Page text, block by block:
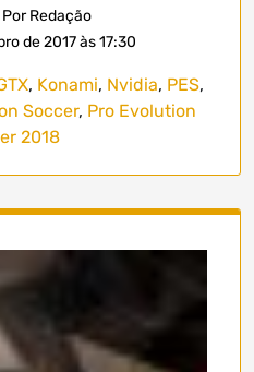
Por Redação
de 2017 às 17:30
, Konami, Nvidia, PES,
Soccer, Pro Evolution
2018